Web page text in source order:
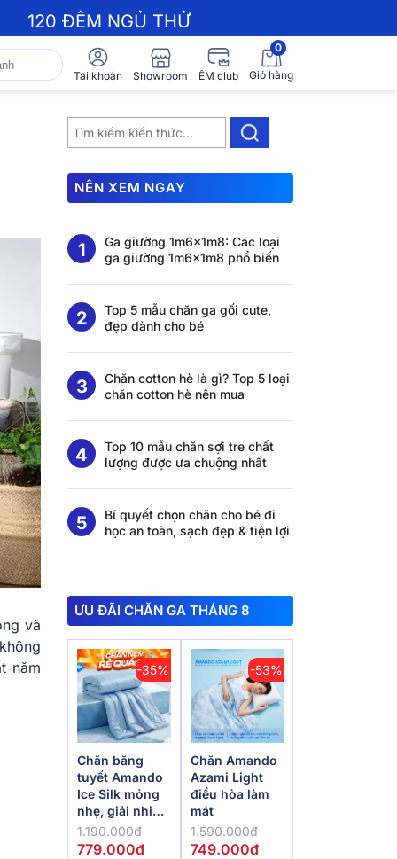
120 ĐÊM NGỦ THỬ
Tài khoản Showroom ÊM club
0
Giỏ hàng
và
năm
NÊN XEM NGAY
Ga giường 1m6x1m8: Các loại
ga giường 1m6x1m8 phổ biến
Top 5 mẫu chăn ga gối cute,
đẹp dành cho bé
Chăn cotton hè là gì? Top 5 loại
chăn cotton hè nên mua
Top 10 mẫu chăn sợi tre chất
lượng được ưa chuộng nhất
Bí quyết chọn chăn cho bé đi
học an toàn, sạch đẹp & tiện lợi
ƯU ĐÃI CHĂN GA THÁNG 8
-35%
Chăn băng
tuyết Amando
Ice Silk mỏng
nhẹ, giải nhiệt
mùa hè
1.190.000đ
779.000đ
-53%
Chăn Amando
Azami Light
điều hòa làm
mát
1.590.000đ
749.000đ